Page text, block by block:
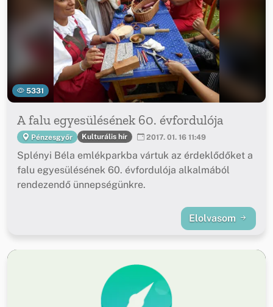
5331
A falu egyesülésének 60. évfordulója
Pénzesgyőr Kulturális hír 2017. 01. 16 11:49
Splényi Béla emlékparkba vártuk az érdeklődőket a
falu egyesülésének 60. évfordulója alkalmából
rendezendő ünnepségünkre.
Elolvasom